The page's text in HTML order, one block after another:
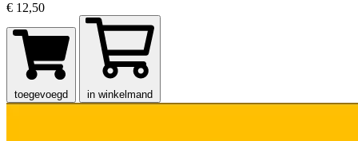
€ 12,50
toegevoegd in winkelmand